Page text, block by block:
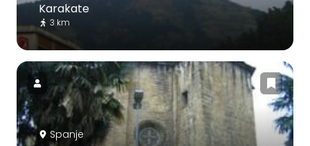
Karakate
3 km
Spanje